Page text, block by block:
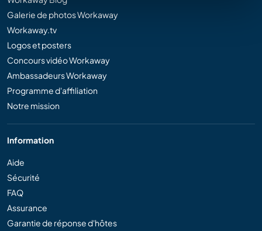
Galerie de photos Workaway
Workaway.tv
Logos et posters
Concours vidéo Workaway
Ambassadeurs Workaway
Programme d'affiliation
Notre mission
Information
Aide
Sécurité
FAQ
Assurance
Garantie de réponse d'hôtes